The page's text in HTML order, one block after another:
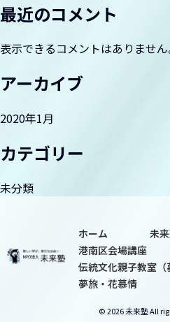
最近のコメント
表示できるコメントはありません
アーカイブ
2020年1月
カテゴリー
未分類
ホーム 未
港南区会場講座
伝統文化親子教室（
夢旅・花慕情
© 2026 未来塾 All